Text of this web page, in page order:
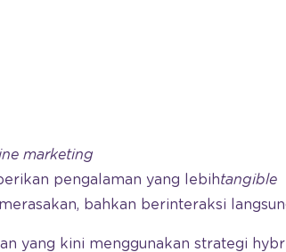
marketing
pengalaman yang lebihtangible
bahkan berinteraksi
yang kini menggunakan strategi